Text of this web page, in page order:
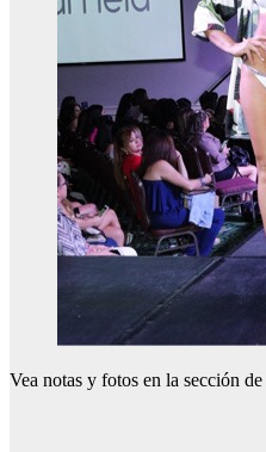
Vea notas y fotos en la sección de